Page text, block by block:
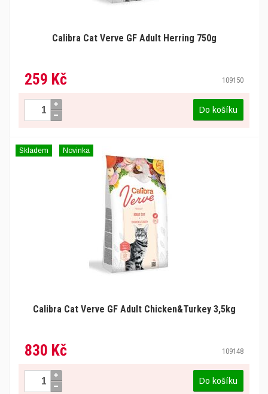
Calibra Cat Verve GF Adult Herring 750g
259 Kč 109150
Do košíku
Calibra Cat Verve GF Adult Chicken&Turkey 3,5kg
830 Kč 109148
Skladem Novinka
Do košíku